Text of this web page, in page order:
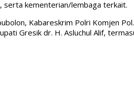
serta kementerian/lembaga terkait.
Kabareskrim Polri Komjen
Gresik dr. H. Asluchul Alif,